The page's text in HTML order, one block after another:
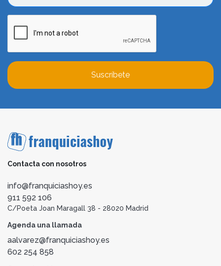
Suscríbete
Contacta con nosotros
info@franquiciashoy.es
911 592 106
C/Poeta Joan Maragall 38 - 28020 Madrid
Agenda una llamada
aalvarez@franquiciashoy.es
602 254 858